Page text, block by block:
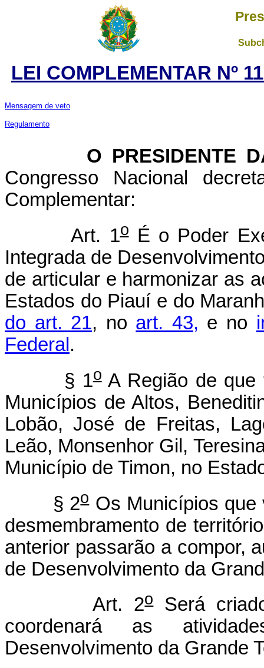
LEI COMPLEMENTAR Nº
Mensagem de veto
Regulamento
O PRESIDENTE DA
Congresso Nacional
Complementar:
Art. 1oÉ o Poder
Integrada de
de articular e harmonizar as
Estados do Piauí e do
do art. 21, no art. 43, e no
Federal .
§ 1oA Região de que
Municípios de Altos,
Lobão, José de Freitas,
Leão, Monsenhor Gil,
Município de Timon, no
§ 2oOs Municípios que
desmembramento de
anterior passarão a compor,
de Desenvolvimento da
Art. 2oSerá
coordenará as
Desenvolvimento da Grande